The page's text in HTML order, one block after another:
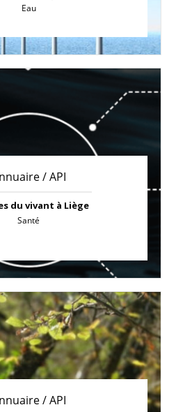
Eau
/ API
du vivant à Liège
Santé
/ API